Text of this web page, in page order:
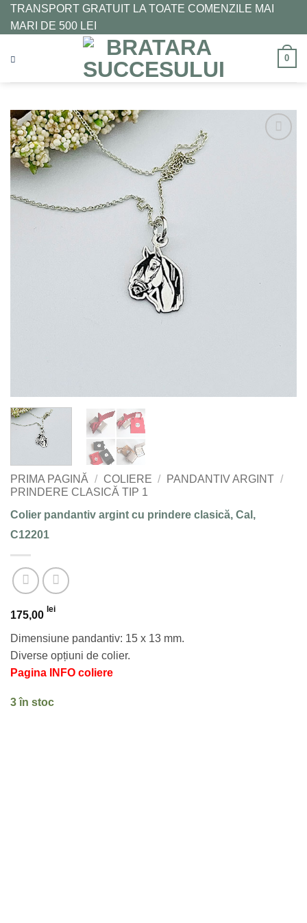
SkipTRANSPORT GRATUIT LA TOATE COMENZILE MAI
MARI DE 500 LEI
0
PRIMA PAGINĂ / COLIERE / PANDANTIV ARGINT /
PRINDERE CLASICĂ TIP 1
Colier pandantiv argint cu prindere clasică, Cal,
C12201
175,00 lei
Dimensiune pandantiv: 15 x 13 mm.
Diverse opțiuni de colier.
Pagina INFO coliere
3 în stoc